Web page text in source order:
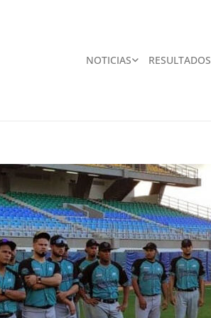
NOTICIAS RESULTADOS